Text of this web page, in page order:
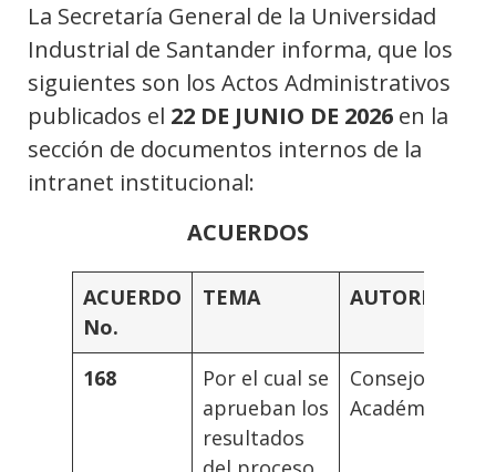
La Secretaría General de la Universidad
Industrial de Santander informa, que los
siguientes son los Actos Administrativos
publicados el 22 DE JUNIO DE 2026 en la
sección de documentos internos de la
intranet institucional:
ACUERDOS
ACUERDO
No.
TEMA AUTORIDAD
168
Por el cual se
aprueban los
resultados
Consejo
Académico